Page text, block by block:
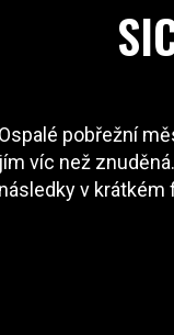
Ospalé pobřežní
jím víc než
následky v krátkém